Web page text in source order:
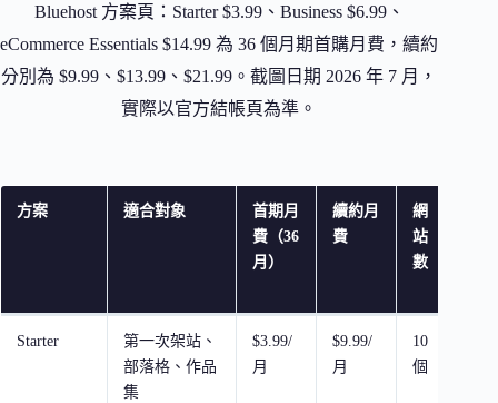
Bluehost 方案頁：Starter $3.99、Business $6.99、
eCommerce Essentials $14.99 為 36 個月期首購月費，續約
分別為 $9.99、$13.99、$21.99。截圖日期 2026 年 7 月，
實際以官方結帳頁為準。
方案 適合對象
首期月
費（36
月）
續約月
費
網
站
數
Starter
第一次架站、
部落格、作品
集
$3.99/
月
$9.99/
月
10
個